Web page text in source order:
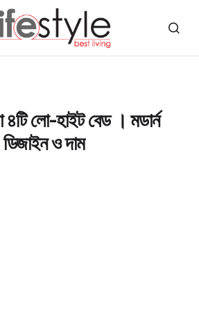
৪টি লো-হাইট বেড । মডার্ন
ডিজাইন ও দাম